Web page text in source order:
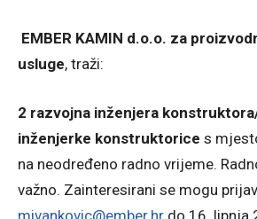
EMBER KAMIN d.o.o. za
usluge, traži:
2 razvojna inženjera
inženjerke konstruktorice s
na neodređeno radno vrijeme.
važno. Zainteresirani se mogu